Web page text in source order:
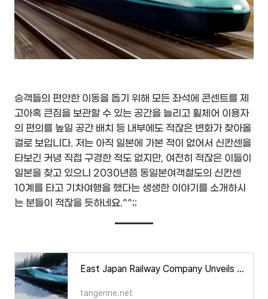
승객들의 편안한 이동을 돕기 위해 모든 좌석에 콘센트를 제
고아혹 큰짐을 보관할 수 있는 공간을 늘리고 휠체어 이용자
의 편의를 높일 공간 배치 등 내부에도 적잖은 변화가 찾아올
걸로 보입니다. 저는 아직 일본에 가본 적이 없어서 신칸센을
타보긴 커녕 직접 구경한 적도 없지만, 여전히 적잖은 이들이
일본을 찾고 있으니 2030년쯤 동일본여객철도의 신칸센
10계를 타고 기차여행을 했다는 생생한 이야기를 소개하시
는 분들이 적잖을 듯하네요.^^;;
East Japan Railway Company Unveils E10 Shinkansen Train, Designed by UK Consultancy Tangerine - Tangerine
tangerine.net